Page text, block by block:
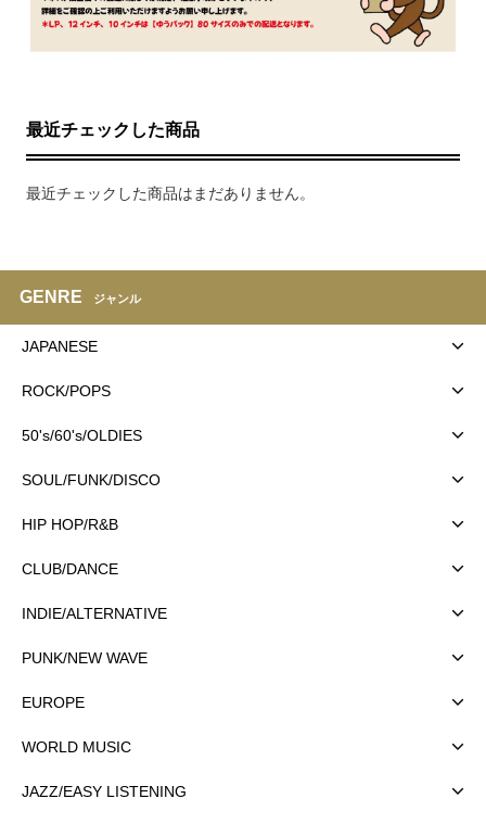
最近チェックした商品
最近チェックした商品はまだありません。
GENRE ジャンル
JAPANESE
ROCK/POPS
50's/60's/OLDIES
SOUL/FUNK/DISCO
HIP HOP/R&B
CLUB/DANCE
INDIE/ALTERNATIVE
PUNK/NEW WAVE
EUROPE
WORLD MUSIC
JAZZ/EASY LISTENING